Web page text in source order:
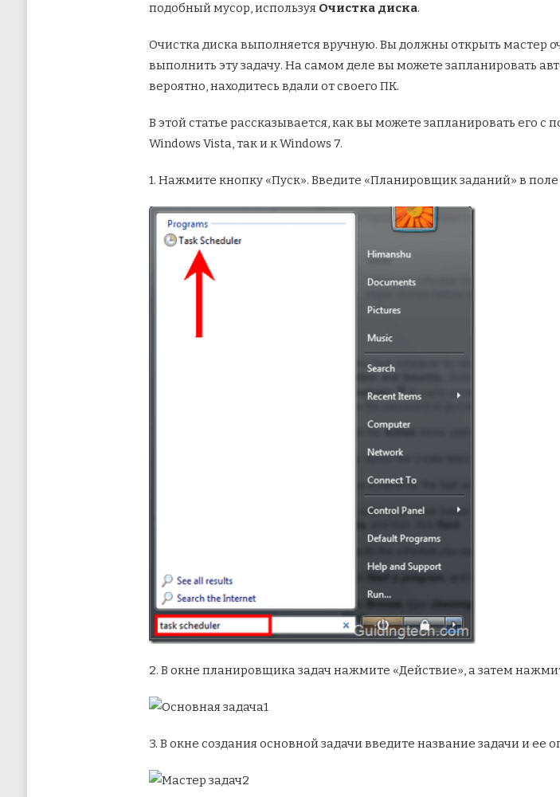
ПЛАНИРОВАНИЯ
подобный мусор, используя Очистка диска.
Очистка диска выполняется вручную. Вы должны открыть мастер
выполнить эту задачу. На самом деле вы можете запланировать
вероятно, находитесь вдали от своего ПК.
В этой статье рассказывается, как вы можете запланировать его с
Windows Vista, так и к Windows 7.
1. Нажмите кнопку «Пуск». Введите «Планировщик заданий» в поле
2. В окне планировщика задач нажмите «Действие», а затем
3. В окне создания основной задачи введите название задачи и